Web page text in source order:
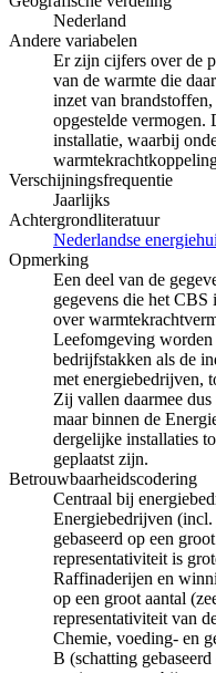
Nederland
Andere variabelen
Er zijn cijfers over de
van de warmte die
inzet van
opgestelde vermogen.
installatie, waarbij
Verschijningsfrequentie
Jaarlijks
Achtergrondliteratuur
Nederlandse
Opmerking
Een deel van de
gegevens die het
over
Leefomgeving
bedrijfstakken als de
met energiebedrijven,
Zij vallen daarmee
maar binnen de
dergelijke installaties
geplaatst zijn.
Betrouwbaarheidscodering
Centraal bij
Energiebedrijven
gebaseerd op een
representativiteit is
Raffinaderijen en
op een groot aantal
representativiteit van
Chemie, voeding- en
B (schatting